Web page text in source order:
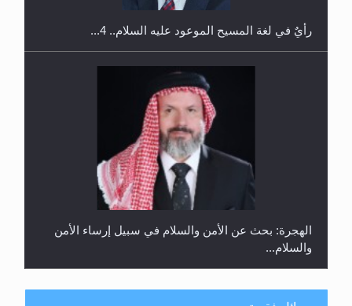
رأيٌ في لغة المسيح الموعود عليه السلام.. 4...
الهجرة: بحث عن الأمن والسلام في سبيل إرساء الأمن
والسلام...